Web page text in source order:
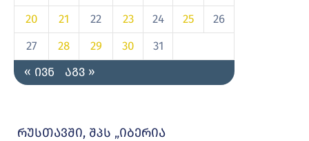
20
21 22 23 24 25
26
27
28 29 30
31
« ივნ
აგვ »
რუსთავში, შპს „იბერია